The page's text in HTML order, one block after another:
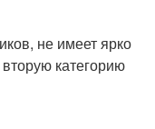
не имеет ярко
категорию